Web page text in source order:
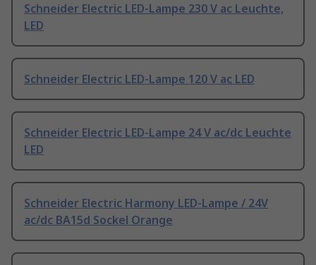
Schneider Electric LED-Lampe 230 V ac Leuchte,
LED
Schneider Electric LED-Lampe 120 V ac LED
Schneider Electric LED-Lampe 24 V ac/dc Leuchte
LED
Schneider Electric Harmony LED-Lampe / 24V
ac/dc BA15d Sockel Orange